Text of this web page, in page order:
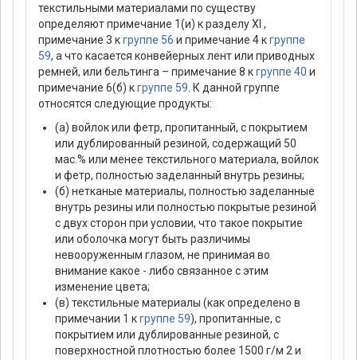
текстильными материалами по существу
определяют примечание 1(и) к разделу XI ,
примечание 3 кгруппе 56 и примечание 4 кгруппе
59, а что касается конвейерных лент или приводных
ремней, или бельтинга – примечание 8 кгруппе 40 и
примечание 6(б) кгруппе 59 . К данной группе
относятся следующие продукты:
(а) войлок или фетр, пропитанный, с покрытием
или дублированный резиной, содержащий 50
мас.% или менее текстильного материала, войлок
и фетр, полностью заделанный внутрь резины;
(б) нетканые материалы, полностью заделанные
внутрь резины или полностью покрытые резиной
с двух сторон при условии, что такое покрытие
или оболочка могут быть различимы
невооруженным глазом, не принимая во
внимание какое - либо связанное с этим
изменение цвета;
(в) текстильные материалы (как определено в
примечании 1 кгруппе 59), пропитанные, с
покрытием или дублированные резиной, с
поверхностной плотностью более 1500 г/м 2 и